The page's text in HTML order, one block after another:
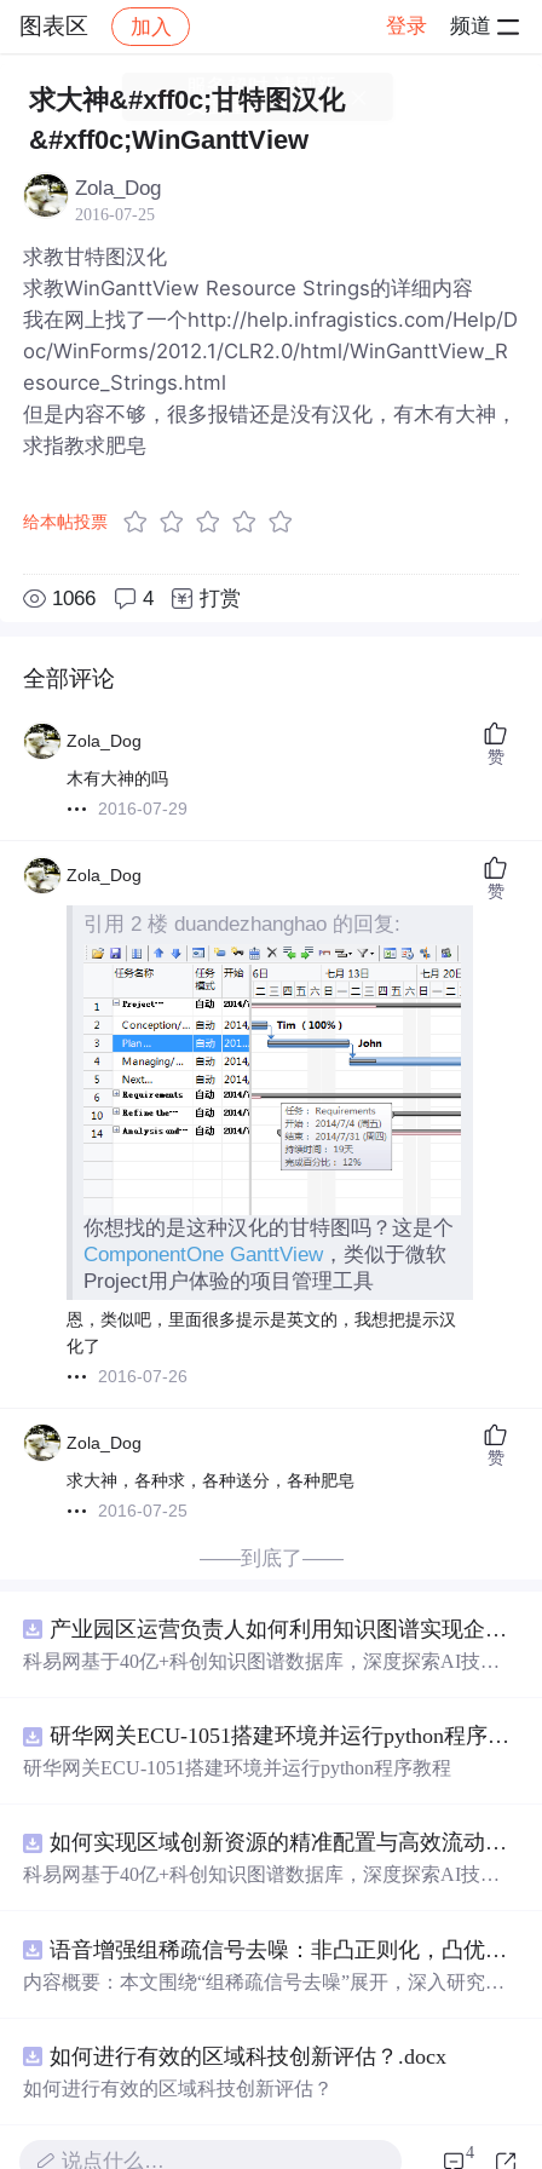
图表区 加入 登录 频道
社区 图表区 帖子详情
求大神&#xff0c;甘特图汉化
&#xff0c;WinGanttView
Zola_Dog
2016-07-25
求教甘特图汉化
求教WinGanttView Resource Strings的详细内容
我在网上找了一个http://help.infragistics.com/Help/D
oc/WinForms/2012.1/CLR2.0/html/WinGanttView_R
esource_Strings.html
但是内容不够，很多报错还是没有汉化，有木有大神，
求指教求肥皂
给本帖投票
1066 4 打赏
全部评论
Zola_Dog
木有大神的吗
2016-07-29
赞
Zola_Dog
引用 2 楼 duandezhanghao 的回复:
你想找的是这种汉化的甘特图吗？这是个
ComponentOne GanttView，类似于微软
Project用户体验的项目管理工具
恩，类似吧，里面很多提示是英文的，我想把提示汉
化了
2016-07-26
赞
Zola_Dog
求大神，各种求，各种送分，各种肥皂
2016-07-25
赞
——到底了——
产业园区运营负责人如何利用知识图谱实现企业精准对接与协同？.docx
科易网基于40亿+科创知识图谱数据库，深度探索AI技术
新领域的AI+数智化解决方案，推动科技创新与产业创新
智能化发展。
研华网关ECU-1051搭建环境并运行python程序教程
研华网关ECU-1051搭建环境并运行python程序教程
如何实现区域创新资源的精准配置与高效流动？.docx
科易网基于40亿+科创知识图谱数据库，深度探索AI技术
新领域的AI+数智化解决方案，推动科技创新与产业创新
智能化发展。
语音增强组稀疏信号去噪：非凸正则化，凸优化研究（Matlab代码实现）
内容概要：本文围绕“组稀疏信号去噪”展开，深入研究了
则项克服传统稀疏恢复方法的局限性，从而在语音增强等
实际应用中实现更优的去噪性能。研究采用组稀疏建模范
优化问题转化为可通过凸优化技术
解的形式，并设计了
如何进行有效的区域科技创新评估？.docx
如何进行有效的区域科技创新评估？
说点什么… 4